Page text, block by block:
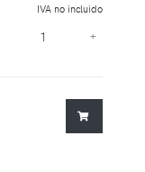
IVA no incluido
+